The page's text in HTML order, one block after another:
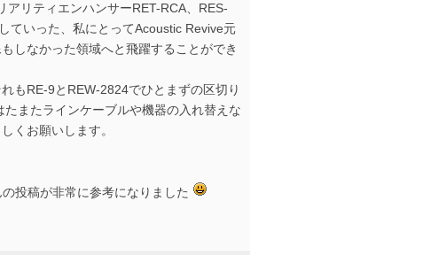
リティエンハンサーRET-RCA、RES-
ていった、私にとってAcoustic Revive元
しなかった領域へと飛躍することができ
もRE-9とREW-2824でひとまずの区切り
またラインケーブルや機器の入れ替えな
くお願いします。
投稿が非常に参考になりました